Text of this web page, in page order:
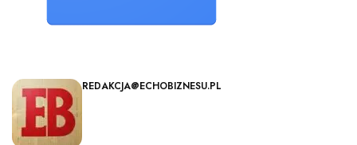
REDAKCJA@ECHOBIZNESU.PL